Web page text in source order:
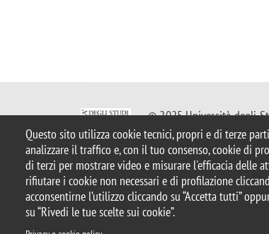
Questo sito utilizza cookie tecnici, propri e di terze
analizzare il traffico e, con il tuo consenso, cookie di
di terzi per mostrare video e misurare l'efficacia delle
rifiutare i cookie non necessari e di profilazione
acconsentirne l’utilizzo cliccando su “Accetta tutti”
su “Rivedi le tue scelte sui cookie”.
© 2025 Università degli
Piazza dell'Ateneo Nuovo,
Casella PEC:
P.I. 12621570154 |
Note legali Privacy Protezione dei Dati
Dichiarazione di accessibilità